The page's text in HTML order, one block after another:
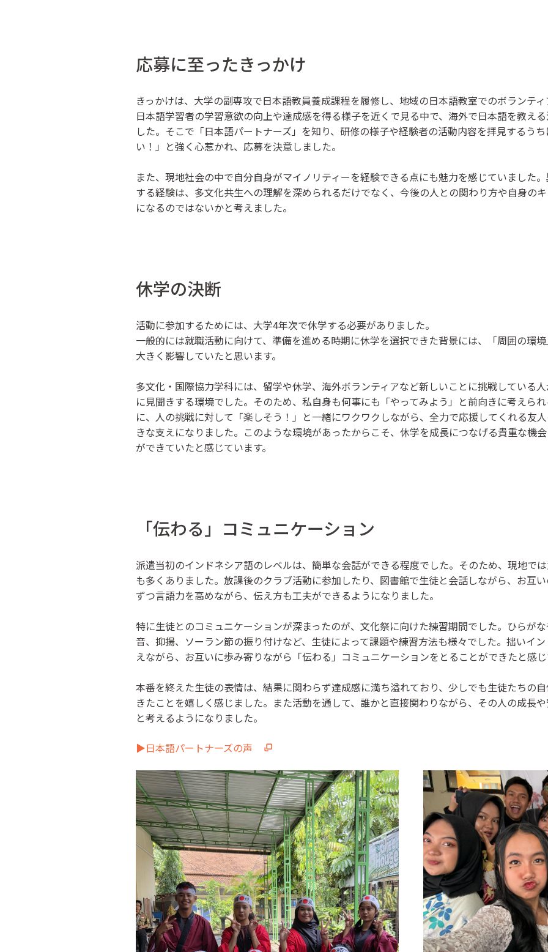
応募に至ったきっかけ
きっかけは、大学の副専攻で日本語教員養成課程を履修し、地域の日本語教室でのボランテ
日本語学習者の学習意欲の向上や達成感を得る様子を近くで見る中で、海外で日本語を教え
した。そこで「日本語パートナーズ」を知り、研修の様子や経験者の活動内容を拝見するう
い！」と強く心惹かれ、応募を決意しました。
また、現地社会の中で自分自身がマイノリティーを経験できる点にも魅力を感じていました
する経験は、多文化共生への理解を深められるだけでなく、今後の人との関わり方や自身の
になるのではないかと考えました。
休学の決断
活動に参加するためには、大学4年次で休学する必要がありました。
一般的には就職活動に向けて、準備を進める時期に休学を選択できた背景には、「周囲の環
大きく影響していたと思います。
多文化・国際協力学科には、留学や休学、海外ボランティアなど新しいことに挑戦している
に見聞きする環境でした。そのため、私自身も何事にも「やってみよう」と前向きに考えら
に、人の挑戦に対して「楽しそう！」と一緒にワクワクしながら、全力で応援してくれる友
きな支えになりました。このような環境があったからこそ、休学を成長につなげる貴重な機
ができていたと感じています。
「伝わる」コミュニケーション
派遣当初のインドネシア語のレベルは、簡単な会話ができる程度でした。そのため、現地で
も多くありました。放課後のクラブ活動に参加したり、図書館で生徒と会話しながら、お互
ずつ言語力を高めながら、伝え方も工夫ができるようになりました。
特に生徒とのコミュニケーションが深まったのが、文化祭に向けた練習期間でした。ひらが
音、抑揚、ソーラン節の振り付けなど、生徒によって課題や練習方法も様々でした。拙いイ
えながら、お互いに歩み寄りながら「伝わる」コミュニケーションをとることができたと感
本番を終えた生徒の表情は、結果に関わらず達成感に満ち溢れており、少しでも生徒たちの
きたことを嬉しく感じました。また活動を通して、誰かと直接関わりながら、その人の成長
と考えるようになりました。
▶日本語パートナーズの声